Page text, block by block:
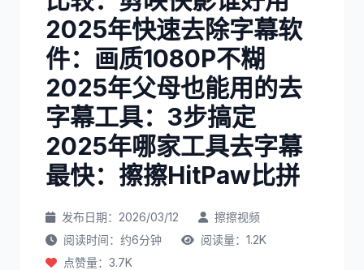
2025年快速去除字幕软
件：画质1080P不糊
2025年父母也能用的去
字幕工具：3步搞定
2025年哪家工具去字幕
最快：擦擦HitPaw比拼
发布日期：2026/03/12
擦擦视频
阅读时间：约6分钟
阅读量：1.2K
点赞量：3.7K